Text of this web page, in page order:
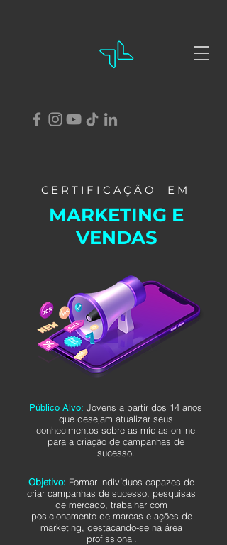
CERTIFICAÇÃO EM
MARKETING E
VENDAS
Público Alvo: Jovens a partir dos 14 anos
que desejam atualizar seus
conhecimentos sobre as mídias online
para a criação de campanhas de
sucesso.
Objetivo: Formar indivíduos capazes de
criar campanhas de sucesso, pesquisas
de mercado, trabalhar com
posicionamento de marcas e ações de
marketing, destacando-se na área
profissional.